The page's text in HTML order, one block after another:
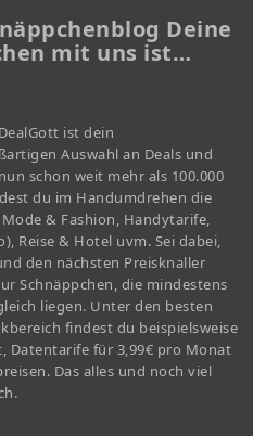
Deine
mit uns ist…
ist dein
Auswahl an Deals und
schon weit mehr als 100.000
du im Handumdrehen die
& Fashion, Handytarife,
Reise & Hotel uvm. Sei dabei,
den nächsten Preisknaller
Schnäppchen, die mindestens
liegen. Unter den besten
findest du beispielsweise
Datentarife für 3,99€ pro Monat
Das alles und noch viel